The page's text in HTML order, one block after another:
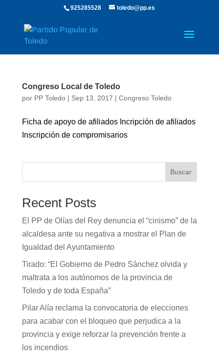
925285528 toledo@pp.es
Congreso Local de Toledo
por PP Toledo| Sep 13, 2017 | Congreso Toledo
Ficha de apoyo de afiliados Incripción de afiliados
Inscripción de compromisarios
Buscar
Recent Posts
El PP de Olías del Rey denuncia el “cinismo” de la
alcaldesa ante su negativa a mostrar el Plan de
Igualdad del Ayuntamiento
Tirado: “El Gobierno de Pedro Sánchez olvida y
maltrata a los autónomos de la provincia de
Toledo y de toda España”
Pilar Alía reclama la convocatoria de elecciones
para acabar con el bloqueo que perjudica a la
provincia y exige reforzar la prevención frente a
los incendios